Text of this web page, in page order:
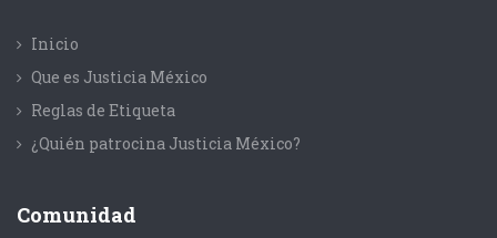
Inicio
Que es Justicia México
Reglas de Etiqueta
¿Quién patrocina Justicia México?
Comunidad